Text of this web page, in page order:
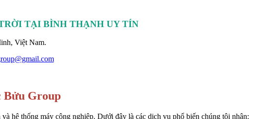
TẠI BÌNH THẠNH UY TÍN
Việt Nam.
Bửu Group
hệ thống máy công nghiệp. Dưới đây là các dịch vụ phổ biến chúng tôi nhận: